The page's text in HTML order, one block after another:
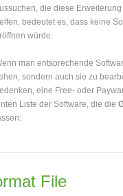
die diese
bedeutet es, dass keine
würde.
man entsprechende
sondern auch sie zu
eine Free- oder
Liste der Software, die die
File